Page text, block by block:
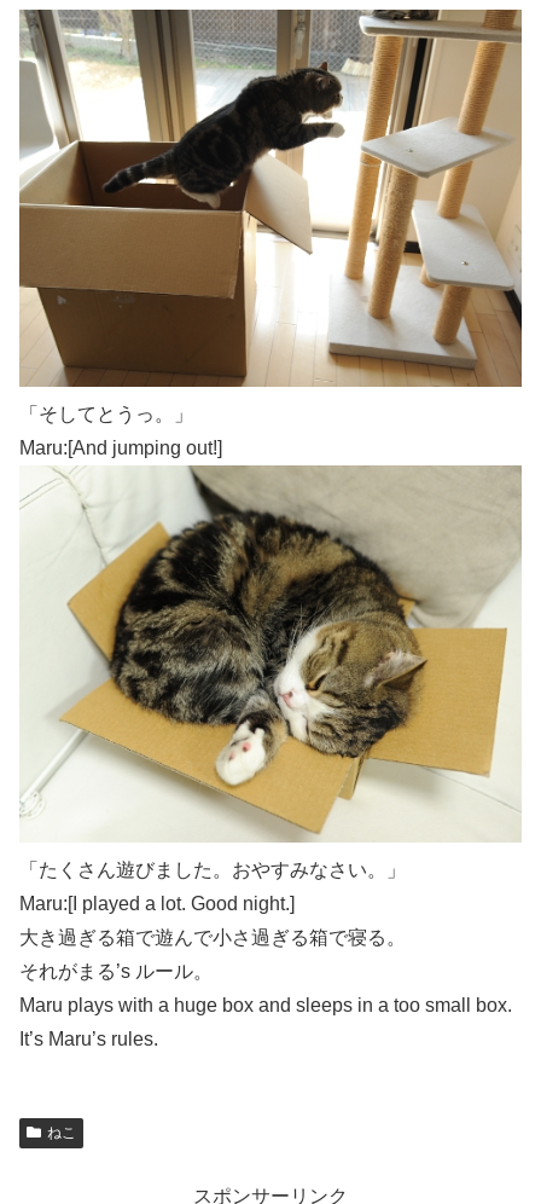
「そしてとうっ。」
Maru:[And jumping out!]
「たくさん遊びました。おやすみなさい。」
Maru:[I played a lot. Good night.]
大き過ぎる箱で遊んで小さ過ぎる箱で寝る。
それがまる’s ルール。
Maru plays with a huge box and sleeps in a too small box.
It’s Maru’s rules.
ねこ
スポンサーリンク